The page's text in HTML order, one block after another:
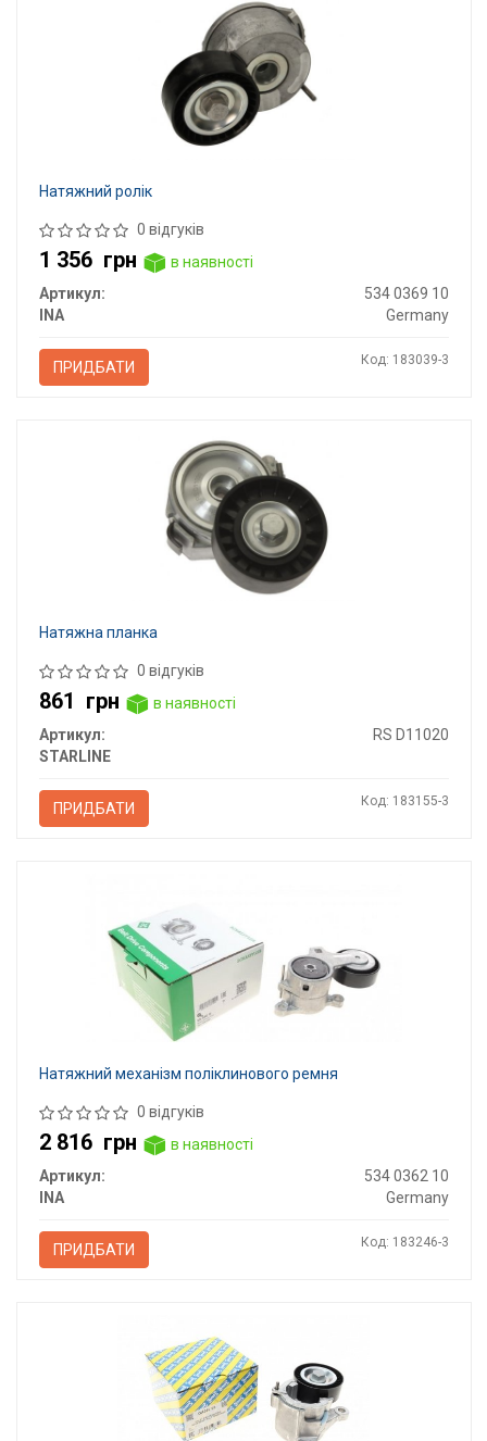
Натяжний ролік
0 відгуків
1 356 грн
в наявності
Артикул:
534 0369 10
INA
Germany
ПРИДБАТИ Код: 183039-3
Натяжна планка
0 відгуків
861 грн
в наявності
Артикул:
RS D11020
STARLINE
ПРИДБАТИ Код: 183155-3
Натяжний механізм поліклинового ремня
0 відгуків
2 816 грн
в наявності
Артикул:
534 0362 10
INA
Germany
ПРИДБАТИ Код: 183246-3